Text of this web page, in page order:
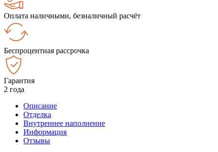
Оплата наличными, безналичный расчёт
Беспроцентная рассрочка
Гарантия
2 года
Описание
Отделка
Внутреннее наполнение
Информация
Отзывы